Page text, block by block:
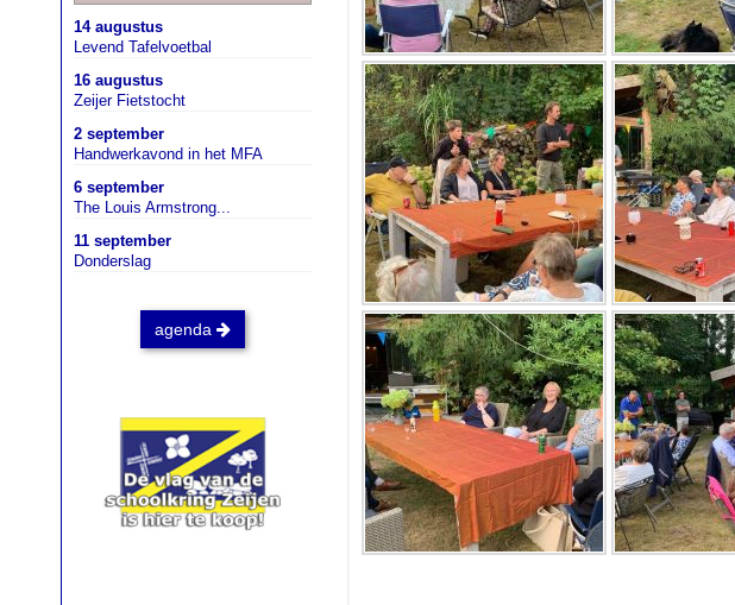
14 augustus
Levend Tafelvoetbal
16 augustus
Zeijer Fietstocht
2 september
Handwerkavond in het MFA
6 september
The Louis Armstrong...
11 september
Donderslag
agenda